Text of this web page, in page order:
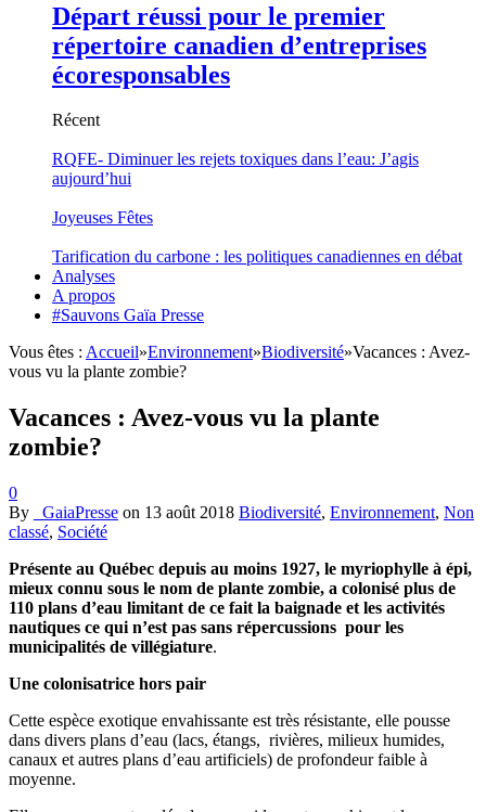
Départ réussi pour le premier
répertoire canadien d’entreprises
écoresponsables
Récent
RQFE- Diminuer les rejets toxiques dans l’eau: J’agis
aujourd’hui
Joyeuses Fêtes
Tarification du carbone : les politiques canadiennes en débat
Analyses
A propos
#Sauvons Gaïa Presse
Vous êtes : Accueil»Environnement»Biodiversité»Vacances : Avez-
vous vu la plante zombie?
Vacances : Avez-vous vu la plante
zombie?
0
By
_GaiaPresse on 13 août 2018 Biodiversité, Environnement, Non
classé, Société
Présente au Québec depuis au moins 1927, le myriophylle à épi,
mieux connu sous le nom de plante zombie, a colonisé plus de
110 plans d’eau limitant de ce fait la baignade et les activités
nautiques ce qui n’est pas sans répercussions pour les
municipalités de villégiature.
Une colonisatrice hors pair
Cette espèce exotique envahissante est très résistante, elle pousse
dans divers plans d’eau (lacs, étangs, rivières, milieux humides,
canaux et autres plans d’eau artificiels) de profondeur faible à
moyenne.